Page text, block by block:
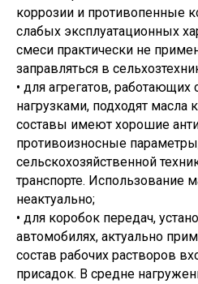
коррозии и противопенные
слабых эксплуатационных
смеси практически не
заправляться в
• для агрегатов,
нагрузками, подходят масла
составы имеют хорошие
противоизносные
сельскохозяйственной
транспорте. Использование
неактуально;
• для коробок передач,
автомобилях, актуально
состав рабочих растворов
присадок. В средне